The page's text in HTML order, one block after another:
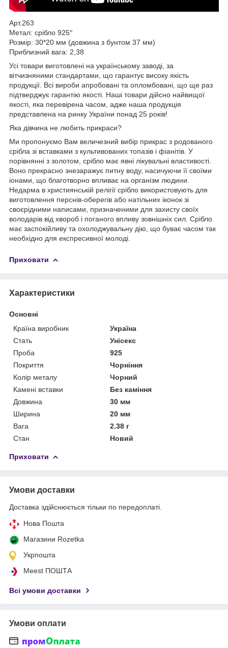
Арт.263
Метал: срібло 925°
Розмір: 30*20 мм (довжина з бунтом 37 мм)
Приблизний вага: 2,38
Усі товари виготовлені на українському заводі, за
вітчизняними стандартами, що гарантує високу якість
продукції. Всі вироби апробовані та опломбовані, що ще раз
підтверджує гарантію якості. Наші товари дійсно найвищої
якості, яка перевірена часом, адже наша продукція
представлена на ринку України понад 25 років!
Яка дівчина не любить прикраси?
Ми пропонуємо Вам величезний вибір прикрас з родованого
срібла зі вставками з культивованих топазів і фіанітів. У
порівнянні з золотом, срібло має явні лікувальні властивості.
Воно прекрасно знезаражує питну воду, насичуючи її своїми
іонами, що благотворно впливає на організм людини.
Недарма в християнській релігії срібло використовують для
виготовлення перснів-оберегів або натільних іконок зі
своєрідними написами, призначеними для захисту своїх
володарів від хвороб і поганого впливу зовнішніх сил. Срібло
має заспокійливу та охолоджувальну дію, що буває часом так
необхідно для експресивної молоді.
Приховати
Характеристики
Основні
Країна виробник
Україна
Стать
Унісекс
Проба
925
Покриття
Чорніння
Колір металу
Чорний
Камені вставки
Без каміння
Довжина
30 мм
Ширина
20 мм
Вага
2.38 г
Стан
Новий
Приховати
Умови доставки
Доставка здійснюється тільки по передоплаті.
Нова Пошта
Магазини Rozetka
Укрпошта
Meest ПОШТА
Всі умови доставки
Умови оплати